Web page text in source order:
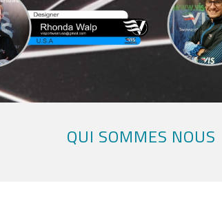
QUI SOMMES NOUS